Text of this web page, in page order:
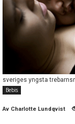
sveriges yngsta
Bebis
Av Charlotte Lundqvist